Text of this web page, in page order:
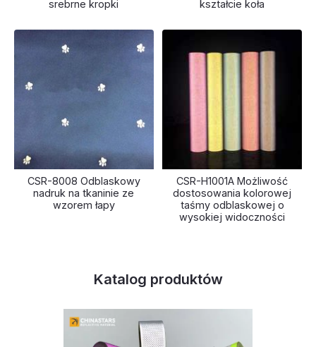
srebrne kropki
kształcie koła
CSR-8008 Odblaskowy
nadruk na tkaninie ze
wzorem łapy
CSR-H1001A Możliwość
dostosowania kolorowej
taśmy odblaskowej o
wysokiej widoczności
Katalog produktów